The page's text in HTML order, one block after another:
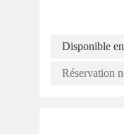
Disponible
Réservation